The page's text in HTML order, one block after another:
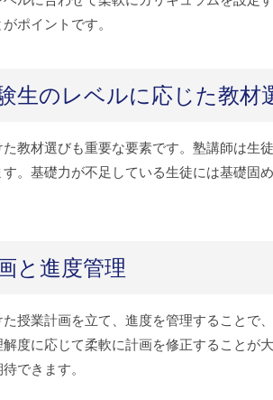
ポイントです。
生のレベルに応じた教材
教材選びも重要な要素です。塾講師は生
す。基礎力が不足している生徒には基礎固
と進度管理
授業計画を立て、進度を管理することで
度に応じて柔軟に計画を修正することが
できます。